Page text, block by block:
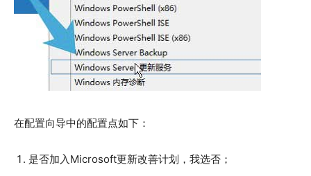
在配置向导中的配置点如下：
是否加入Microsoft更新改善计划，我选否；